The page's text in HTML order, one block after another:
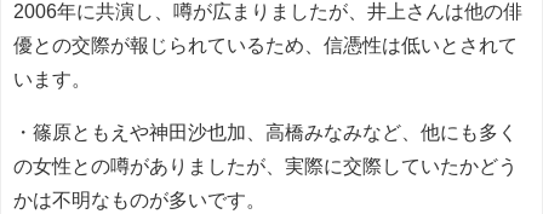
2006年に共演し、噂が広まりましたが、井上さんは他の俳
優との交際が報じられているため、信憑性は低いとされて
います。
・篠原ともえや神田沙也加、高橋みなみなど、他にも多く
の女性との噂がありましたが、実際に交際していたかどう
かは不明なものが多いです。